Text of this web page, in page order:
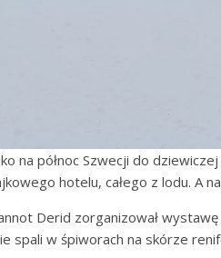
na północ Szwecji do
hotelu, całego z lodu. A
Derid zorganizował
spali w śpiworach na skórze